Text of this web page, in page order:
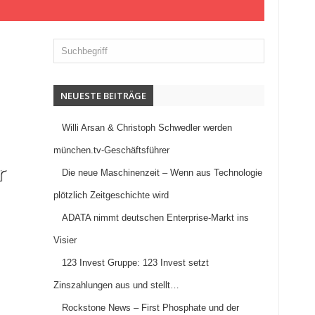
NEUESTE BEITRÄGE
Willi Arsan & Christoph Schwedler werden
münchen.tv-Geschäftsführer
Die neue Maschinenzeit – Wenn aus Technologie
plötzlich Zeitgeschichte wird
ADATA nimmt deutschen Enterprise-Markt ins
Visier
123 Invest Gruppe: 123 Invest setzt
Zinszahlungen aus und stellt…
Rockstone News – First Phosphate und der